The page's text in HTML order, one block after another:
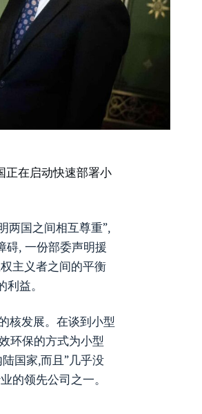
正在启动快速部署小
两国之间相互尊重”,
碍, 一份部委声明援
主义者之间的平衡
益。
核发展。在谈到小型
环保的方式为小型
国家,而且”几乎没
的领先公司之一。